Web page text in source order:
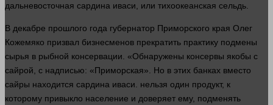
дальневосточная сардина иваси, или тихоокеанская сельдь.
В декабре прошлого года губернатор Приморского края Олег
Кожемяко призвал бизнесменов прекратить практику подмены
сырья в рыбной консервации. «Обнаружены консервы якобы с
сайрой, с надписью: «Приморская». Но в этих банках вместо
сайры находится сардина иваси. нельзя один продукт, к
которому привыкло население и доверяет ему, подменять